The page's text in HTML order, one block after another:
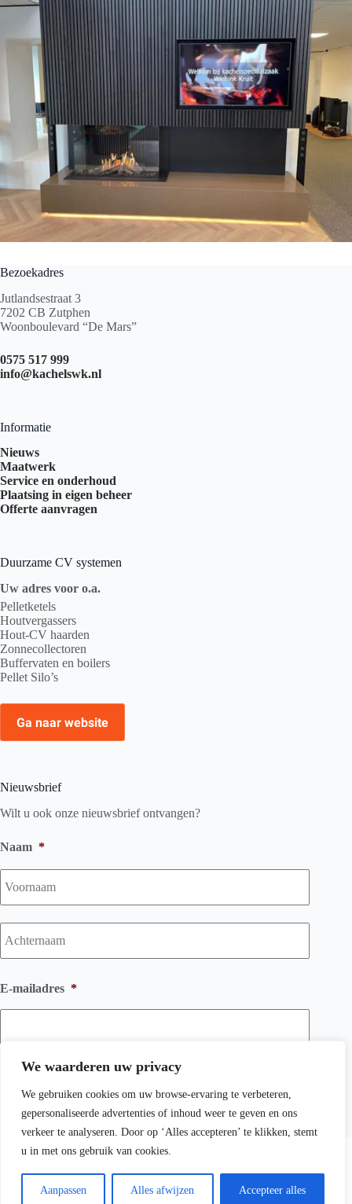
We waarderen uw privacy
We gebruiken cookies om uw browse-ervaring te verbeteren,
gepersonaliseerde advertenties of inhoud weer te geven en ons
verkeer te analyseren. Door op ‘Alles accepteren’ te klikken, stemt
u in met ons gebruik van cookies.
Aanpassen Alles afwijzen Accepteer alles
Bezoekadres
Jutlandsestraat 3
7202 CB Zutphen
Woonboulevard “De Mars”
0575 517 999
info@kachelswk.nl
Informatie
Nieuws
Maatwerk
Service en onderhoud
Plaatsing in eigen beheer
Offerte aanvragen
Duurzame CV systemen
Uw adres voor o.a.
Pelletketels
Houtvergassers
Hout-CV haarden
Zonnecollectoren
Buffervaten en boilers
Pellet Silo’s
Ga naar website
Nieuwsbrief
Wilt u ook onze nieuwsbrief ontvangen?
Naam *
E-mailadres *
Copyright © 2026 Wichink Kruit Kachelspeciaalzaak BV -
Algemene voorwaarden -Privacyverklaring
Website laten maken doorBest4u